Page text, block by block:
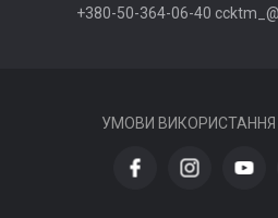
+380-50-364-06-40
УМОВИ ВИКОРИСТАННЯ